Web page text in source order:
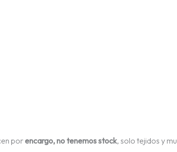
porencargo, no tenemos stock, solo tejidos y